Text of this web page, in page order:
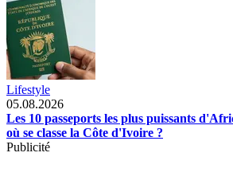
Lifestyle
05.08.2026
Les 10 passeports les plus puissants
où se classe la Côte d'Ivoire ?
Publicité